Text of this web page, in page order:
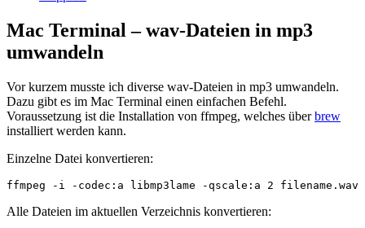
Mac Terminal – wav-Dateien in mp3
umwandeln
Vor kurzem musste ich diverse wav-Dateien in mp3 umwandeln.
Dazu gibt es im Mac Terminal einen einfachen Befehl.
Voraussetzung ist die Installation von ffmpeg, welches überbrew
installiert werden kann.
Einzelne Datei konvertieren:
ffmpeg -i -codec:a libmp3lame -qscale:a 2 filename.wav
Alle Dateien im aktuellen Verzeichnis konvertieren: